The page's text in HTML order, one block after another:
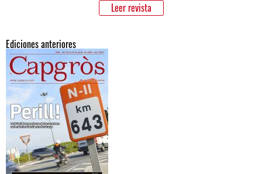
Leer revista
Ediciones anteriores